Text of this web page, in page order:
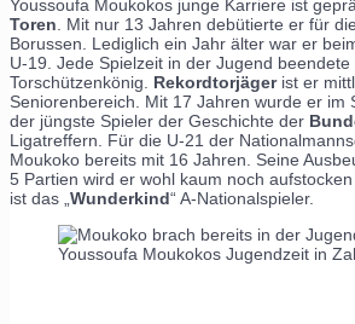
Youssoufa Moukokos junge Karriere ist
Toren. Mit nur 13 Jahren debütierte er für
Borussen. Lediglich ein Jahr älter war er
U-19. Jede Spielzeit in der Jugend
Torschützenkönig. Rekordtorjägerist er
Seniorenbereich. Mit 17 Jahren wurde er im
der jüngste Spieler der Geschichte der
Ligatreffern. Für die U-21 der
Moukoko bereits mit 16 Jahren. Seine
5 Partien wird er wohl kaum noch
ist das „Wunderkind“ A-Nationalspieler.
Youssoufa Moukokos Jugendzeit in